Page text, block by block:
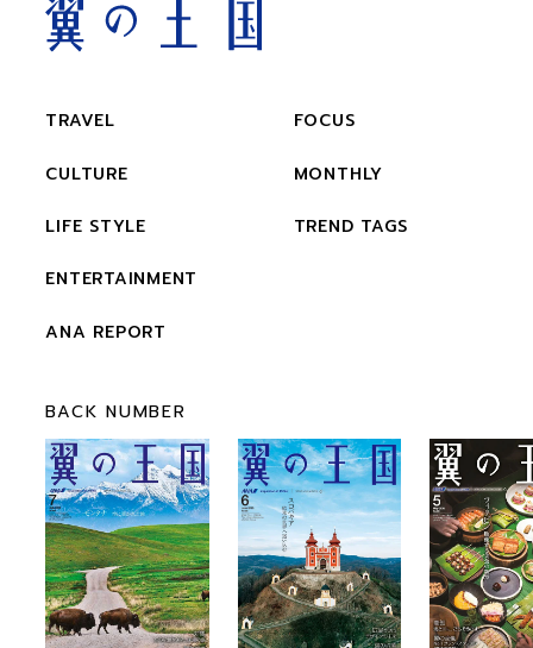
TRAVEL
CULTURE
LIFE STYLE
ENTERTAINMENT
ANA REPORT
FOCUS
MONTHLY
TREND TAGS
BACK NUMBER